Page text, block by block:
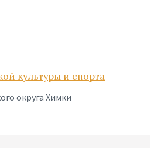
культуры и спорта
округа Химки